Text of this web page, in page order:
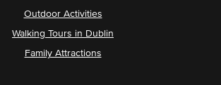
Outdoor Activities
Walking Tours in Dublin
Family Attractions